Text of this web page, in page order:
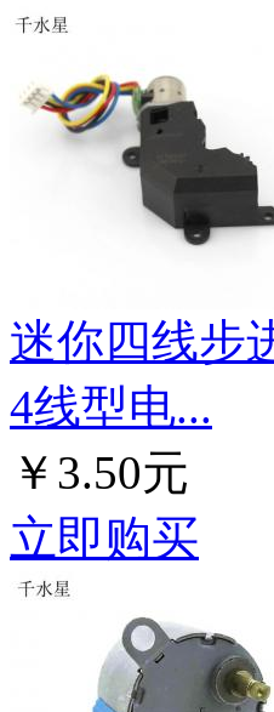
迷你四线步
4线型电...
￥3.50元
立即购买